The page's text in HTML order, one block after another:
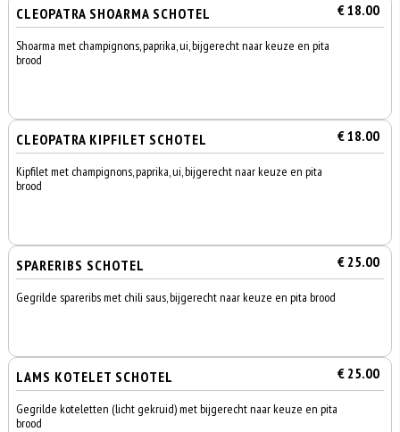
CLEOPATRA SHOARMA SCHOTEL € 18.00
Shoarma met champignons, paprika, ui, bijgerecht naar keuze en pita
brood
CLEOPATRA KIPFILET SCHOTEL € 18.00
Kipfilet met champignons, paprika, ui, bijgerecht naar keuze en pita
brood
SPARERIBS SCHOTEL € 25.00
Gegrilde spareribs met chili saus, bijgerecht naar keuze en pita brood
LAMS KOTELET SCHOTEL € 25.00
Gegrilde koteletten (licht gekruid) met bijgerecht naar keuze en pita
brood